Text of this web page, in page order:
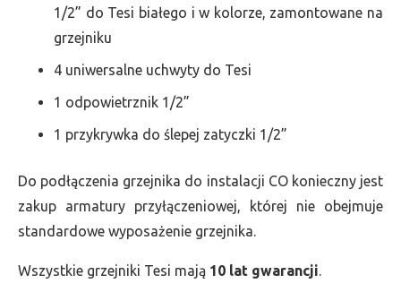
1/2” do Tesi białego i w kolorze, zamontowane na
grzejniku
4 uniwersalne uchwyty do Tesi
1 odpowietrznik 1/2”
1 przykrywka do ślepej zatyczki 1/2”
Do podłączenia grzejnika do instalacji CO konieczny jest
zakup armatury przyłączeniowej, której nie obejmuje
standardowe wyposażenie grzejnika.
Wszystkie grzejniki Tesi mają 10 lat gwarancji.